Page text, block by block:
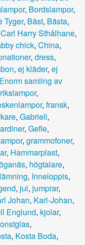
, Bordslampor,
Tyger, Bäst, Bästa,
Carl Harry Sthålhane,
chick, China,
, dress,
, ej kläder, ej
Enorm samling av
,
, fransk,
, Gabriell,
, Gefle,
, grammofoner,
, Hammarplast,
, högtalare,
, Inneloppis,
, jul, jumprar,
Johan, Karl-Johan,
Englund, kjolar,
,
, Kosta Boda,